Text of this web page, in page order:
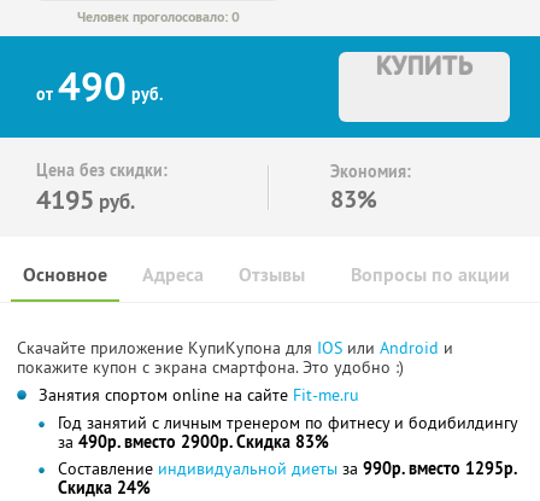
Человек проголосовало: 0
от 490 руб.
КУПИТЬ
Цена без скидки:
4195 руб.
Экономия:
83%
Основное Отзывы Вопросы по акции
Адреса
Скачайте приложение КупиКупона для IOS или Android и
покажите купон с экрана смартфона. Это удобно :)
Занятия спортом online на сайте Fit-me.ru
Год занятий с личным тренером по фитнесу и бодибилдингу
за 490р. вместо 2900р. Скидка 83%
Составление индивидуальной диеты за 990р. вместо 1295р.
Скидка 24%